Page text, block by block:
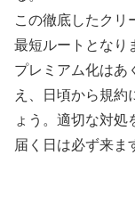
この徹底したクリ
最短ルートとなり
プレミアム化はあ
え、日頃から規約
ょう。適切な対
届く日は必ず来ま